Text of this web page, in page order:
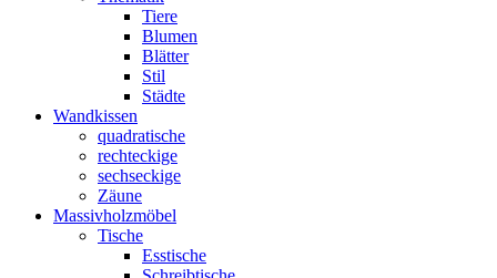
Tiere
Blumen
Blätter
Stil
Städte
Wandkissen
quadratische
rechteckige
sechseckige
Zäune
Massivholzmöbel
Tische
Esstische